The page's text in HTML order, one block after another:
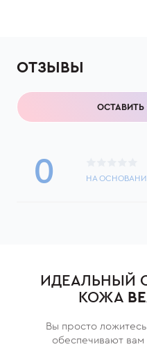
ОТЗЫВЫ
0 НА
ИДЕАЛЬНЫЙ
КОЖА
Вы просто
обеспечивают вам